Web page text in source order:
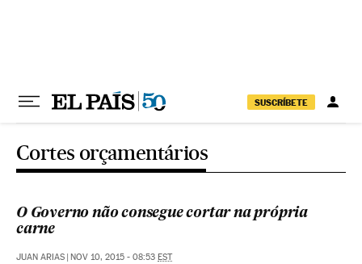
SUSCRÍBETE
Cortes orçamentários
O Governo não consegue cortar na própria
carne
JUAN ARIAS | NOV 10, 2015 - 08:53 EST